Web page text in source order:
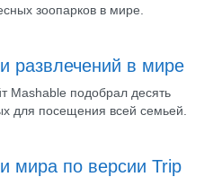
зоопарков в мире.
развлечений в мире
Mashable подобрал десять
для посещения всей семьей.
мира по версии Trip